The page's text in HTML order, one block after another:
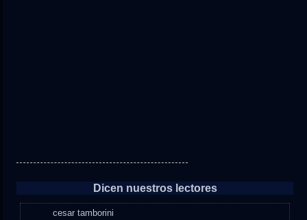
Dicen nuestros lectores
cesar tamborini